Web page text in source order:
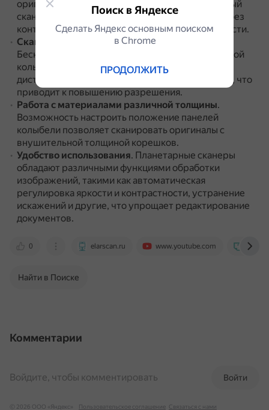
оригинала от сканирующей системы планетарный
сканер позволяет осуществлять сканирование без
контакта с оригиналом, оставляя его в сохранности.
Сканирование с высоким разрешением
Бесконтактное сканирование, наличие V-образной
колыбели и прижимных стёкол увеличивает
дистанцию до сканирующего элемента системы, что
приводит к повышению разрешения.
Работа с материалами различной толщины.
Возможность настроить положение панелей
колыбели позволяет сканировать оригиналы с
внушительной толщиной корешков.
Удобство использования. Планетарные сканеры
обладают различными функциями обработки
изображений, такими как автоматическая
регулировка яркости и контрастности, устранение
искажений и другие, что упрощает редактирование
документов.
0 elarscan.ru www.youtube.com e-
Найти в Поиске
Комментарии
Войти
Войдите, чтобы комментировать
© 2026 ООО «Яндекс» Пользовательское соглашение Связаться с нами
Поиск в Яндексе
Сделать Яндекс основным поиском
в Сhrome
ПРОДОЛЖИТЬ